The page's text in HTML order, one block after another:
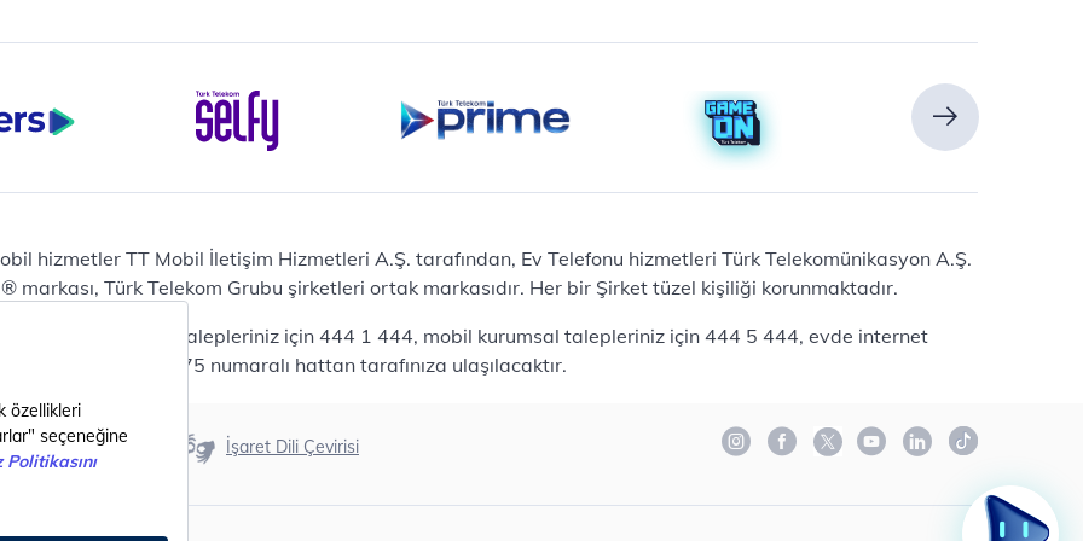
Casper Nirvana C370
Notebook
Ev Telefonu
Panasonic TGB610
Modem ve Wi-Fi
Zyxel DX3300 Wi-Fi 6
Premium VDSL Modem
Samsung Buds2 Pro
Samsung Galaxy Watch 6
hizmetler TT Mobil İletişim Hizmetleri A.Ş. tarafından, Ev Telefonu hizmetleri Türk Telekomünikasyon A.Ş.
markası, Türk Telekom Grubu şirketleri ortak markasıdır. Her bir Şirket tüzel kişiliği korunmaktadır.
mobil bireysel talepleriniz için 444 1 444, mobil kurumsal talepleriniz için 444 5 444, evde internet
için 444 0375 numaralı hattan tarafınıza ulaşılacaktır.
Erişilebilirlik İşaret Dili Çevirisi